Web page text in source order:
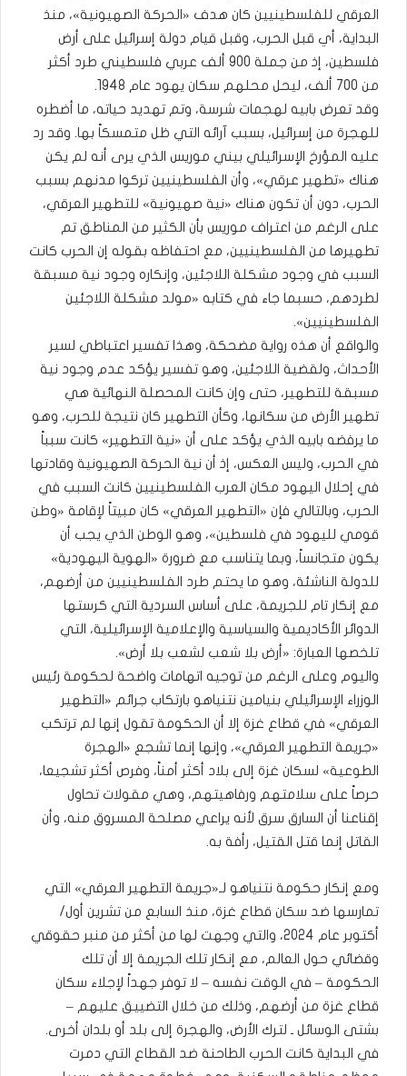
العرقي للفلسطينيين كان هدف «الحركة الصهيونية»، منذ
البداية، أي قبل الحرب، وقبل قيام دولة إسرائيل على أرض
فلسطين، إذ من جملة 900 ألف عربي فلسطيني طرد أكثر
من 700 ألف، ليحل محلهم سكان يهود عام 1948.
وقد تعرض بابيه لهجمات شرسة، وتم تهديد حياته، ما أضطره
للهجرة من إسرائيل، بسبب آرائه التي ظل متمسكاً بها. وقد رد
عليه المؤرخ الإسرائيلي بيني موريس الذي يرى أنه لم يكن
هناك «تطهير عرقي»، وأن الفلسطينيين تركوا مدنهم بسبب
الحرب، دون أن تكون هناك «نية صهيونية» للتطهير العرقي،
على الرغم من اعتراف موريس بأن الكثير من المناطق تم
تطهيرها من الفلسطينيين، مع احتفاظه بقوله إن الحرب كانت
السبب في وجود مشكلة اللاجئين، وإنكاره وجود نية مسبقة
لطردهم، حسبما جاء في كتابه «مولد مشكلة اللاجئين
الفلسطينيين».
والواقع أن هذه رواية مضحكة، وهذا تفسير اعتباطي لسير
الأحداث، ولقضية اللاجئين، وهو تفسير يؤكد عدم وجود نية
مسبقة للتطهير، حتى وإن كانت المحصلة النهائية هي
تطهير الأرض من سكانها، وكأن التطهير كان نتيجة للحرب، وهو
ما يرفضه بابيه الذي يؤكد على أن «نية التطهير» كانت سبباً
في الحرب، وليس العكس، إذ أن نية الحركة الصهيونية وقادتها
في إحلال اليهود مكان العرب الفلسطينيين كانت السبب في
الحرب، وبالتالي فإن «التطهير العرقي» كان مبيتاً لإقامة «وطن
قومي لليهود في فلسطين»، وهو الوطن الذي يجب أن
يكون متجانساً، وبما يتناسب مع ضرورة «الهوية اليهودية»
للدولة الناشئة، وهو ما يحتم طرد الفلسطينيين من أرضهم،
مع إنكار تام للجريمة، على أساس السردية التي كرستها
الدوائر الأكاديمية والسياسية والإعلامية الإسرائيلية، التي
تلخصها العبارة: «أرض بلا شعب لشعب بلا أرض».
واليوم وعلى الرغم من توجيه اتهامات واضحة لحكومة رئيس
الوزراء الإسرائيلي بنيامين نتنياهو بارتكاب جرائم «التطهير
العرقي» في قطاع غزة إلا أن الحكومة تقول إنها لم ترتكب
«جريمة التطهير العرقي»، وإنها إنما تشجع «الهجرة
الطوعية» لسكان غزة إلى بلاد أكثر أمناً، وفرص أكثر تشجيعا،
حرصاً على سلامتهم ورفاهيتهم، وهي مقولات تحاول
إقناعنا أن السارق سرق لأنه يراعي مصلحة المسروق منه، وأن
القاتل إنما قتل القتيل، رأفة به.
ومع إنكار حكومة نتنياهو لـ«جريمة التطهير العرقي» التي
تمارسها ضد سكان قطاع غزة، منذ السابع من تشرين أول/
أكتوبر عام 2024، والتي وجهت لها من أكثر من منبر حقوقي
وقضائي حول العالم، مع إنكار تلك الجريمة إلا أن تلك
الحكومة – في الوقت نفسه – لا توفر جهداً لإجلاء سكان
قطاع غزة من أرضهم، وذلك من خلال التضييق عليهم –
بشتى الوسائل ـ لترك الأرض، والهجرة إلى بلد أو بلدان أخرى.
في البداية كانت الحرب الطاحنة ضد القطاع التي دمرت